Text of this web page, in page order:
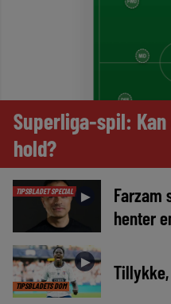
Superliga-spil:
hold?
TIPSBLADET SPECIAL ►
Farzam
henter
TIPSBLADETS DOM
►